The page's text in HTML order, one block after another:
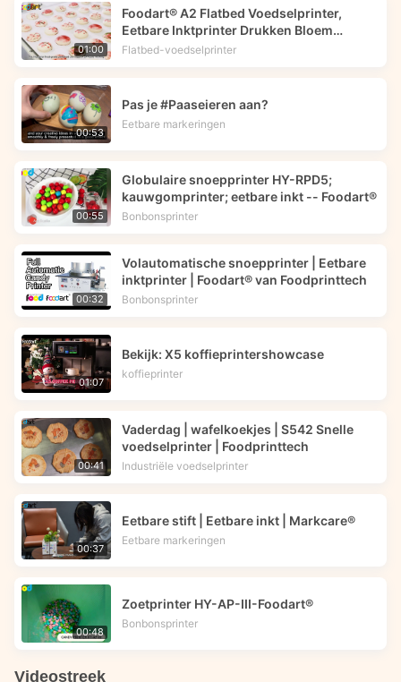
01:00
Foodart® A2 Flatbed Voedselprinter,
Eetbare Inktprinter Drukken Bloem
Afbeelding op Macarons | Foodprinttech
Flatbed-voedselprinter
00:53
Pas je #Paaseieren aan?
Eetbare markeringen
00:55
Globulaire snoepprinter HY-RPD5;
kauwgomprinter; eetbare inkt -- Foodart®
Bonbonsprinter
00:32
Volautomatische snoepprinter | Eetbare
inktprinter | Foodart® van Foodprinttech
Bonbonsprinter
01:07
Bekijk: X5 koffieprintershowcase
koffieprinter
00:41
Vaderdag | wafelkoekjes | S542 Snelle
voedselprinter | Foodprinttech
Industriële voedselprinter
00:37
Eetbare stift | Eetbare inkt | Markcare®
Eetbare markeringen
00:48
Zoetprinter HY-AP-III-Foodart®
Bonbonsprinter
Videostreek